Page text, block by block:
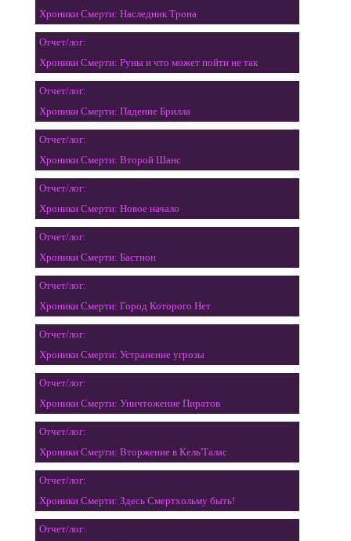
Хроники Смерти: Наследник Трона
Отчет/лог:
Хроники Смерти: Руны и что может пойти не так
Отчет/лог:
Хроники Смерти: Падение Брилла
Отчет/лог:
Хроники Смерти: Второй Шанс
Отчет/лог:
Хроники Смерти: Новое начало
Отчет/лог:
Хроники Смерти: Бастион
Отчет/лог:
Хроники Смерти: Город Которого Нет
Отчет/лог:
Хроники Смерти: Устранение угрозы
Отчет/лог:
Хроники Смерти: Уничтожение Пиратов
Отчет/лог:
Хроники Смерти: Вторжение в Кель'Талас
Отчет/лог:
Хроники Смерти: Здесь Смертхольму быть!
Отчет/лог: